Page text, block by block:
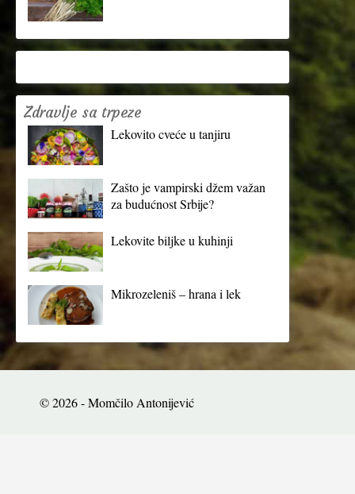
Zdravlje sa trpeze
Lekovito cveće u tanjiru
Zašto je vampirski džem važan
za budućnost Srbije?
Lekovite biljke u kuhinji
Mikrozeleniš – hrana i lek
© 2026 - Momčilo Antonijević